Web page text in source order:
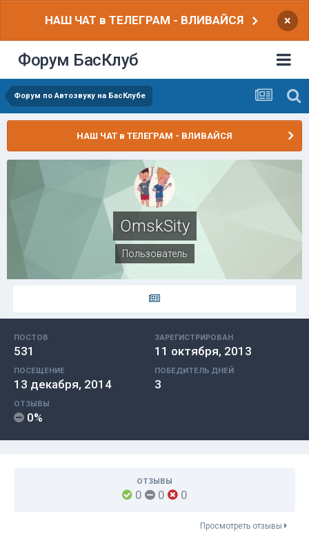
НАШ ЧАТ в ТЕЛЕГРАМ - ВЛИВАЙСЯ ×
Форум БасКлуб
Форум по Автозвуку на БасКлубе
НАШ ЧАТ в ТЕЛЕГРАМ - ВЛИВАЙСЯ
OmskSity
Пользователь
ПОСТОВ
531
ЗАРЕГИСТРИРОВАН
11 октября, 2013
ПОСЕЩЕНИЕ
13 декабря, 2014
ПОБЕДИТЕЛЬ ДНЕЙ
3
ОТЗЫВЫ
0%
ОТЗЫВЫ
0 0 0
Просмотреть отзывы